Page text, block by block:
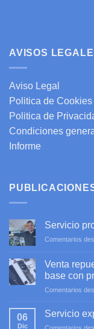
AVISOS
Aviso Legal
Politica de Cookies
Politica de
Condiciones
Informe
Servicio
Comentarios
Venta
base con
Comentarios
06
Dic
Servicio